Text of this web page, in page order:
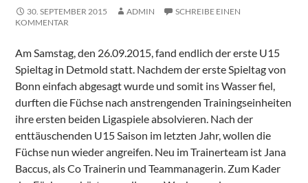
30. SEPTEMBER 2015 ADMIN
SCHREIBE EINEN
KOMMENTAR
Am Samstag, den 26.09.2015, fand endlich der erste U15
Spieltag in Detmold statt. Nachdem der erste Spieltag von
Bonn einfach abgesagt wurde und somit ins Wasser fiel,
durften die Füchse nach anstrengenden Trainingseinheiten
ihre ersten beiden Ligaspiele absolvieren. Nach der
enttäuschenden U15 Saison im letzten Jahr, wollen die
Füchse nun wieder angreifen. Neu im Trainerteam ist Jana
Baccus, als Co Trainerin und Teammanagerin. Zum Kader